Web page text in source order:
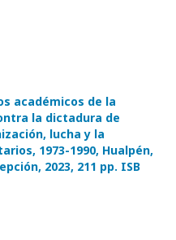
académicos de la
la dictadura de
lucha y la
1973-1990, Hualpén,
2023, 211 pp. ISB